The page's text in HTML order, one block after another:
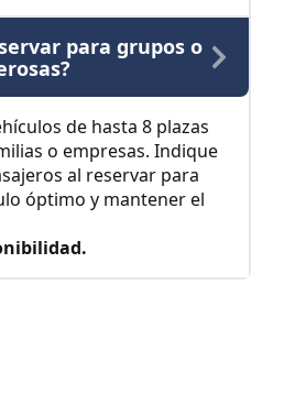
para grupos o
de hasta 8 plazas
o empresas. Indique
al reservar para
óptimo y mantener el